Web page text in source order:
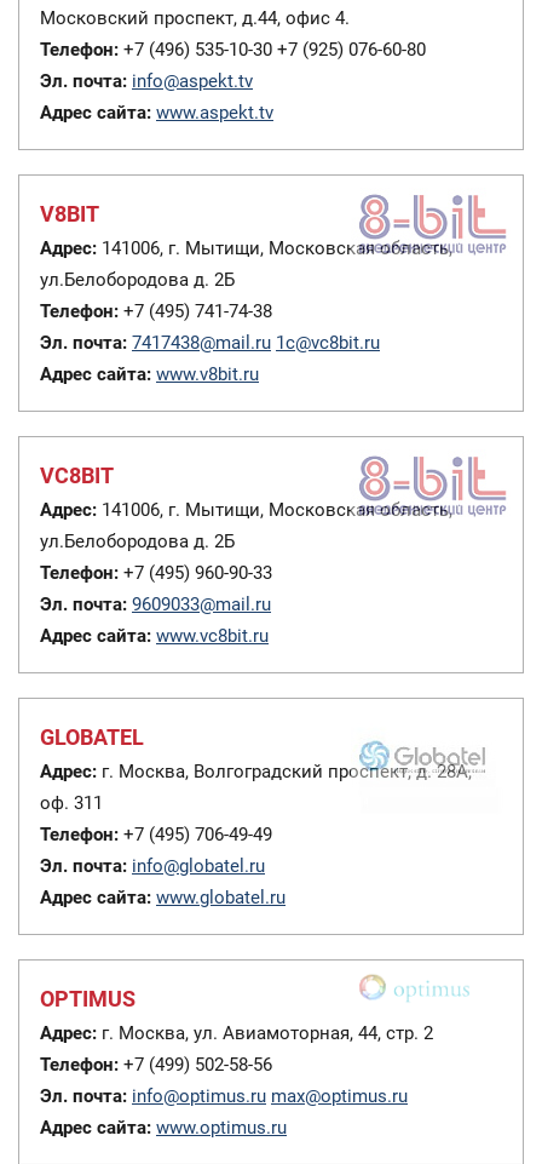
Московский проспект, д.44, офис 4.
Телефон: +7 (496) 535-10-30 +7 (925) 076-60-80
Эл. почта: info@aspekt.tv
Адрес сайта: www.aspekt.tv
V8BIT
Адрес: 141006, г. Мытищи, Московская область,
ул.Белобородова д. 2Б
Телефон: +7 (495) 741-74-38
Эл. почта: 7417438@mail.ru 1c@vc8bit.ru
Адрес сайта: www.v8bit.ru
VC8BIT
Адрес: 141006, г. Мытищи, Московская область,
ул.Белобородова д. 2Б
Телефон: +7 (495) 960-90-33
Эл. почта: 9609033@mail.ru
Адрес сайта: www.vc8bit.ru
GLOBATEL
Адрес: г. Москва, Волгоградский проспект, д. 28А,
оф. 311
Телефон: +7 (495) 706-49-49
Эл. почта: info@globatel.ru
Адрес сайта: www.globatel.ru
OPTIMUS
Адрес: г. Москва, ул. Авиамоторная, 44, стр. 2
Телефон: +7 (499) 502-58-56
Эл. почта: info@optimus.ru max@optimus.ru
Адрес сайта: www.optimus.ru